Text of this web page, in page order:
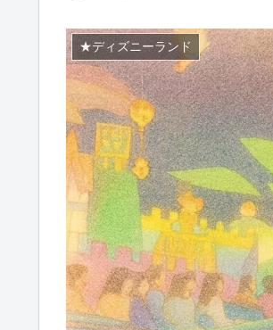
★ディズニーランド